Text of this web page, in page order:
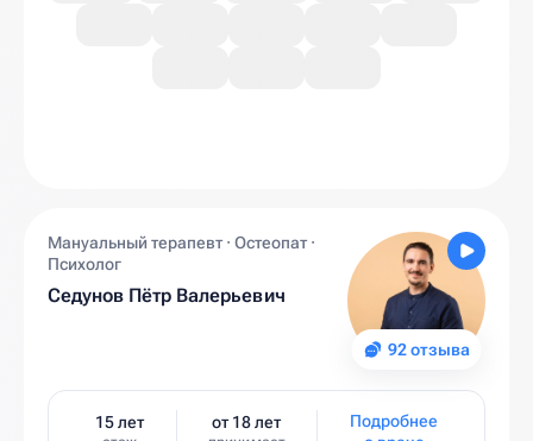
92 отзыва
Мануальный терапевт · Остеопат ·
Психолог
Седунов Пётр Валерьевич
15 лет от 18 лет
Подробнее